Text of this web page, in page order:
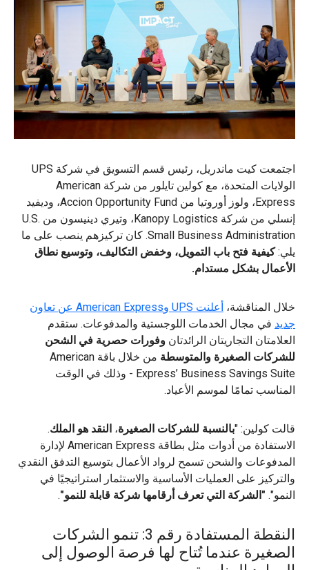
اجتمعت كيت ماندريل، رئيس قسم التسويق في شركة UPS
الولايات المتحدة، مع كولين تايلور من شركة American
Express، ولوز أوروتيا من Accion Opportunity Fund، وديفيد
إنسلي من شركة Kanopy Logistics، وتيري دينيسون من U.S.
Small Business Administration. كان تركيزهم ينصب على ما
يلي:كيفية فتح باب التمويل، وخفض التكاليف، وتوسيع نطاق
الأعمال بشكل مستدام.
خلال المناقشة،
أعلنت UPS وAmerican Express عن تعاون
جديد في مجال الخدمات اللوجستية والمدفوعات. ستقدم
العلامتان التجاريتان الرائدتان وفورات حصرية في الشحن
للشركات الصغيرة والمتوسطة
من خلال باقة American
Express’ Business Savings Suite - وذلك في الوقت
المناسب تمامًا لموسم الأعياد.
قالت كولين: "بالنسبة للشركات الصغيرة، النقد هو الملك.
الاستفادة من أدوات مثل بطاقة American Express لإدارة
المدفوعات والشحن تسمح لرواد الأعمال بتوسيع التدفق النقدي
والتركيز على العمليات الأساسية والاستثمار استراتيجيًا في
النمو". "الشركة التي تعرف أرقامها شركة قابلة للنمو".
النقطة المستفادة رقم 3: تنمو الشركات
الصغيرة عندما تُتاح لها فرصة الوصول إلى